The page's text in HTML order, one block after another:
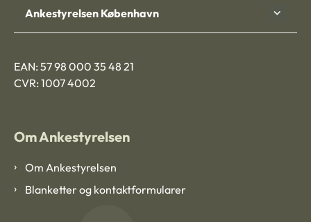
Ankestyrelsen København
EAN: 57 98 000 35 48 21
CVR: 1007 4002
Om Ankestyrelsen
Om Ankestyrelsen
Blanketter og kontaktformularer